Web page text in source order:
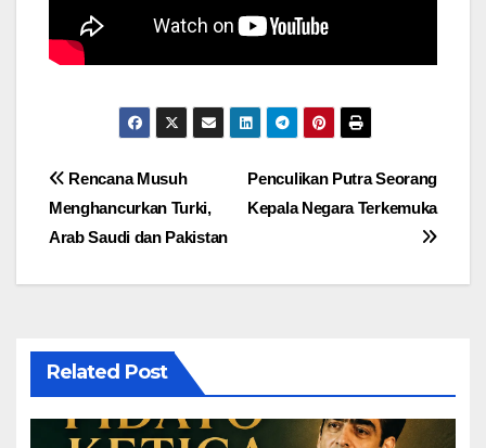
Post
navigation
Penculikan Putra Seorang
Kepala Negara Terkemuka
Rencana Musuh
Menghancurkan Turki,
Arab Saudi dan Pakistan
Related Post